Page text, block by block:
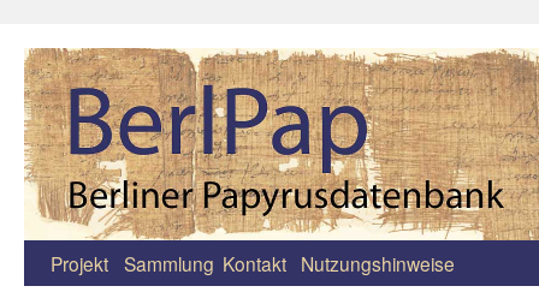
Zum
Projekt Sammlung Kontakt Nutzungshinweise